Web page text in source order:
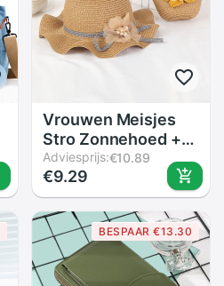
Vrouwen Meisjes
Stro Zonnehoed +
Leuke Bloem Stro
Schoudertas Set
Zomer Strand Kit
Adviesprijs:€10.89
€9.29
BESPAAR €13.30